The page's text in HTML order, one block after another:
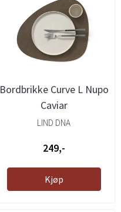
Bordbrikke Curve L Nupo
Caviar
LIND DNA
249,-
Kjøp